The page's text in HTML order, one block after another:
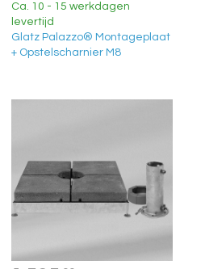
Ca. 10 - 15 werkdagen
levertijd
Glatz Palazzo® Montageplaat
+ Opstelscharnier M8